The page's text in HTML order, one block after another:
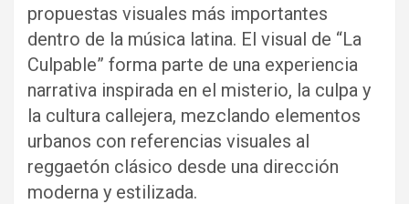
propuestas visuales más importantes
dentro de la música latina. El visual de “La
Culpable” forma parte de una experiencia
narrativa inspirada en el misterio, la culpa y
la cultura callejera, mezclando elementos
urbanos con referencias visuales al
reggaetón clásico desde una dirección
moderna y estilizada.